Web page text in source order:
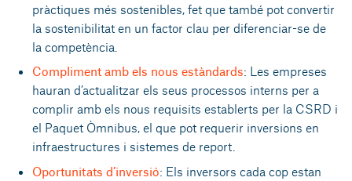
pràctiques més sostenibles, fet que també pot convertir
la sostenibilitat en un factor clau per diferenciar-se de
la competència.
Compliment amb els nous estàndards: Les empreses
hauran d’actualitzar els seus processos interns per a
complir amb els nous requisits establerts per la CSRD i
el Paquet Òmnibus, el que pot requerir inversions en
infraestructures i sistemes de report.
Oportunitats d’inversió: Els inversors cada cop estan